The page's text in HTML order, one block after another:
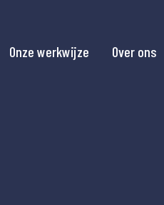
Onze werkwijze Over ons